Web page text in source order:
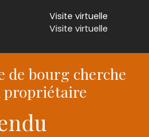
Visite virtuelle
Visite virtuelle
de bourg cherche
propriétaire